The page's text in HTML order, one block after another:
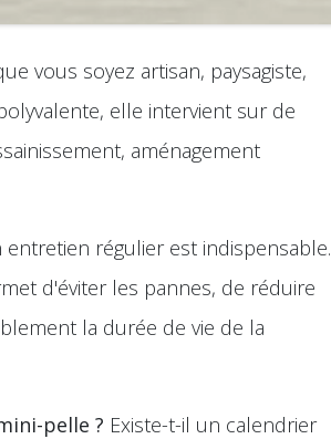
vous soyez artisan, paysagiste,
elle intervient sur de
aménagement
régulier est indispensable.
d'éviter les pannes, de réduire
la durée de vie de la
pelle ? Existe-t-il un calendrier